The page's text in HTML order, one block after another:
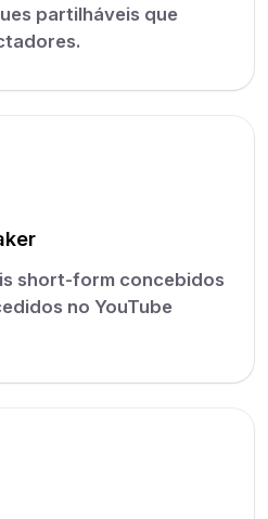
partilháveis que
short-form concebidos
no YouTube